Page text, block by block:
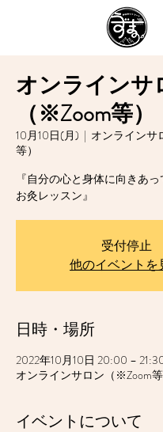
オンラインサ
（※Zoom等）
10月10日(月)
  |
オンラインサ
等）
『自分の心と身体に向きあ
お灸レッスン』
受付停止
他のイベントを
日時・場所
2022年10月10日 20:00 –
オンラインサロン（※Zoom等
イベントについて